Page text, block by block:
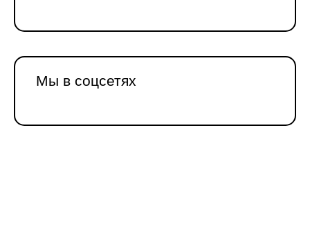
Мы в соцсетях